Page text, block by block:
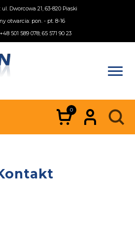
ul. Dworcowa 21, 63-820 Piaski
otwarcia: pon. - pt. 8-16
+48 501 589 078; 65 571 90 23
0